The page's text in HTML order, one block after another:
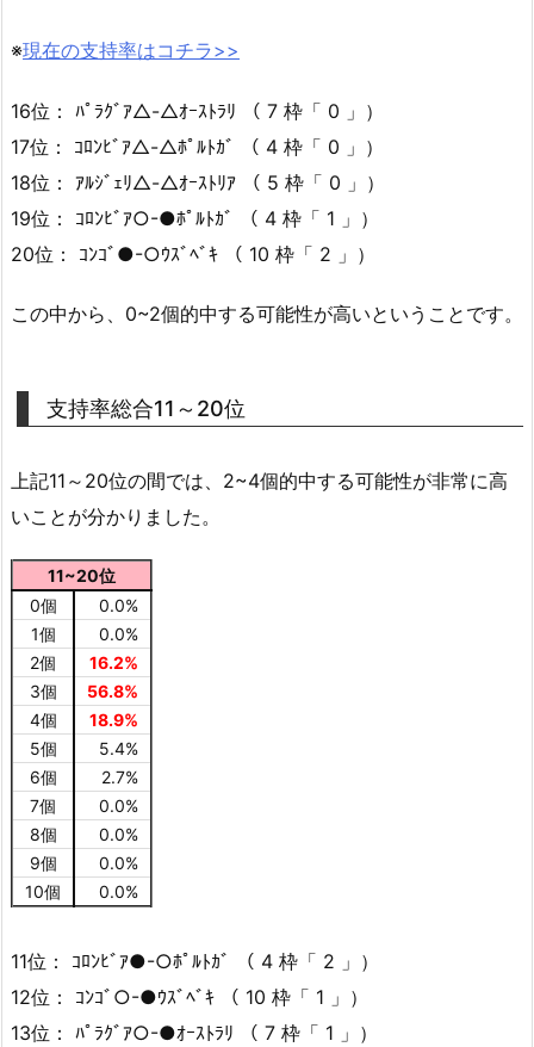
※現在の支持率はコチラ>>
16位： ﾊﾟﾗｸﾞｱ△-△ｵｰｽﾄﾗﾘ （ 7 枠「 0 」）
17位： ｺﾛﾝﾋﾞｱ△-△ﾎﾟﾙﾄｶﾞ （ 4 枠「 0 」）
18位： ｱﾙｼﾞｪﾘ△-△ｵｰｽﾄﾘｱ （ 5 枠「 0 」）
19位： ｺﾛﾝﾋﾞｱ○-●ﾎﾟﾙﾄｶﾞ （ 4 枠「 1 」）
20位： ｺﾝｺﾞ●-○ｳｽﾞﾍﾞｷ （ 10 枠「 2 」）
この中から、0~2個的中する可能性が高いということです。
支持率総合11～20位
上記11～20位の間では、2~4個的中する可能性が非常に高
いことが分かりました。
11~20位
0個
0.0%
1個
0.0%
2個
16.2%
3個
56.8%
4個
18.9%
5個
5.4%
6個
2.7%
7個
0.0%
8個
0.0%
9個
0.0%
10個
0.0%
11位： ｺﾛﾝﾋﾞｱ●-○ﾎﾟﾙﾄｶﾞ （ 4 枠「 2 」）
12位： ｺﾝｺﾞ○-●ｳｽﾞﾍﾞｷ （ 10 枠「 1 」）
13位： ﾊﾟﾗｸﾞｱ○-●ｵｰｽﾄﾗﾘ （ 7 枠「 1 」）